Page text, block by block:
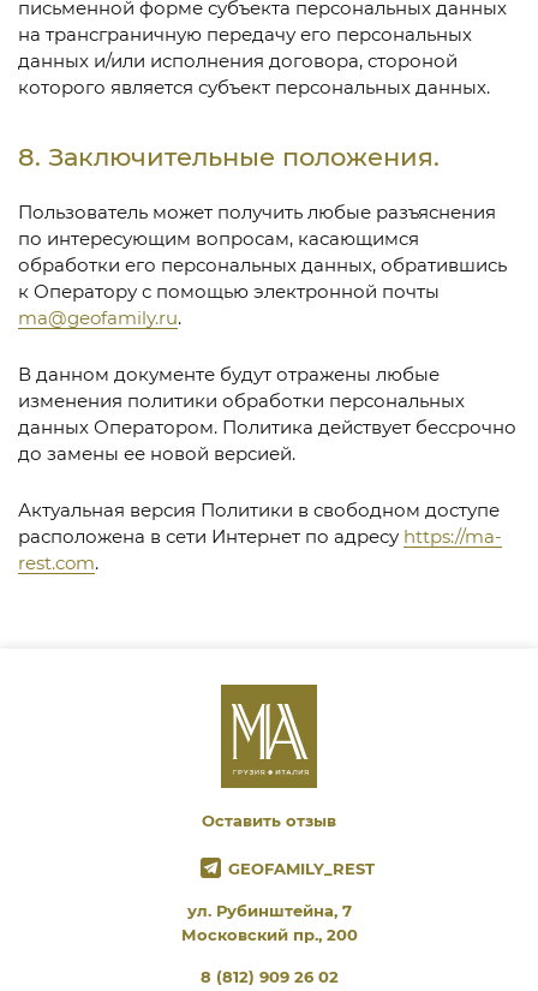
письменной форме субъекта персональных данных
на трансграничную передачу его персональных
данных и/или исполнения договора, стороной
которого является субъект персональных данных.
8. Заключительные положения.
Пользователь может получить любые разъяснения
по интересующим вопросам, касающимся
обработки его персональных данных, обратившись
к Оператору с помощью электронной почты
ma@geofamily.ru.
В данном документе будут отражены любые
изменения политики обработки персональных
данных Оператором. Политика действует бессрочно
до замены ее новой версией.
Актуальная версия Политики в свободном доступе
расположена в сети Интернет по адресу https://ma-
rest.com.
Оставить отзыв
GEOFAMILY_REST
ул. Рубинштейна, 7
Московский пр., 200
8 (812) 909 26 02